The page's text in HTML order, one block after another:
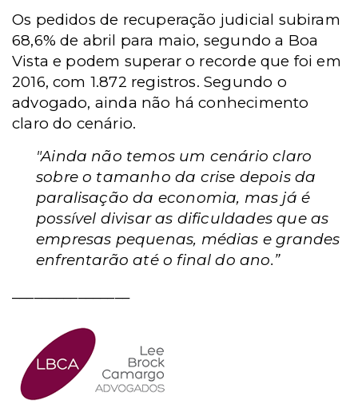
Os pedidos de recuperação judicial subiram
68,6% de abril para maio, segundo a Boa
Vista e podem superar o recorde que foi em
2016, com 1.872 registros. Segundo o
advogado, ainda não há conhecimento
claro do cenário.
"Ainda não temos um cenário claro
sobre o tamanho da crise depois da
paralisação da economia, mas já é
possível divisar as dificuldades que as
empresas pequenas, médias e grandes
enfrentarão até o final do ano.”